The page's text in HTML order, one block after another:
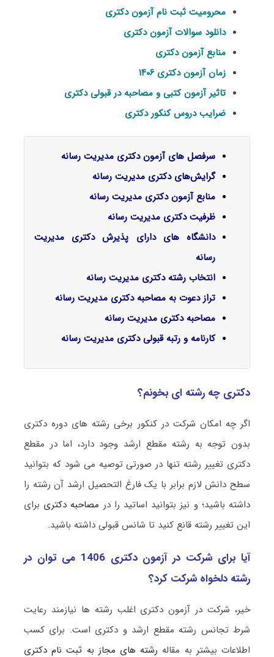
محرومیت ثبت نام آزمون دکتری
دانلود سوالات آزمون دکتری
منابع آزمون دکتری
زمان آزمون دکتری ۱۴۰۶
تاثیر آزمون کتبی و مصاحبه در قبولی دکتری
ضرایب دروس کنکور دکتری
سرفصل‌ های آزمون دکتری مدیریت رسانه
گرایش‌های دکتری مدیریت رسانه
منابع آزمون دکتری مدیریت رسانه
ظرفیت دکتری مدیریت رسانه
دانشگاه های دارای پذیرش دکتری مدیریت
رسانه
انتخاب رشته دکتری مدیریت رسانه
تراز دعوت به مصاحبه دکتری مدیریت رسانه
مصاحبه دکتری مدیریت رسانه
کارنامه و رتبه قبولی دکتری مدیریت رسانه
دکتری چه رشته ای بخونم؟
اگر چه امکان شرکت در کنکور برخی رشته های دوره دکتری
بدون توجه به رشته مقطع ارشد وجود دارد، اما در مقطع
دکتری تغییر رشته تنها در صورتی توصیه می شود که بتوانید
سطح دانش لازم برابر با یک فارغ التحصیل ارشد آن رشته را
داشته باشید؛ و نیز بتوانید اساتید را در مصاحبه دکتری برای
این تغییر رشته قانع کنید تا شانس قبولی داشته باشید.
آیا برای شرکت در آزمون دکتری 1406 می توان در
رشته دلخواه شرکت کرد؟
خیر، شرکت در آزمون دکتری اغلب رشته ها نیازمند رعایت
شرط تجانس رشته مقطع ارشد و دکتری است. برای کسب
اطلاعات بیشتر به مقاله رشته های مجاز به ثبت نام دکتری